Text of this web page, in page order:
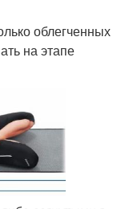
облегченных
на этапе